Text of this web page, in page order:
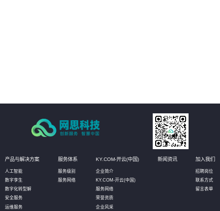
产品与解决方案
人工智能
数字孪生
数字化转型解
安全服务
运维服务
服务体系
服务级别
服务网络
KY.COM-开云(中国)
企业简介
KY.COM-开云(中国)
服务网络
荣誉资质
企业风采
新闻资讯 加入我们
招聘岗位
联系方式
留言表单